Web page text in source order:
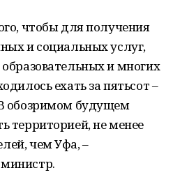
чтобы для получения
и социальных услуг,
и многих
ехать за пятьсот –
обозримом будущем
территорией, не менее
чем Уфа, ‒